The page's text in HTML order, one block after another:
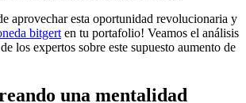
aprovechar esta oportunidad revolucionaria y
bitgerten tu portafolio! Veamos el análisis
los expertos sobre este supuesto aumento de
una mentalidad